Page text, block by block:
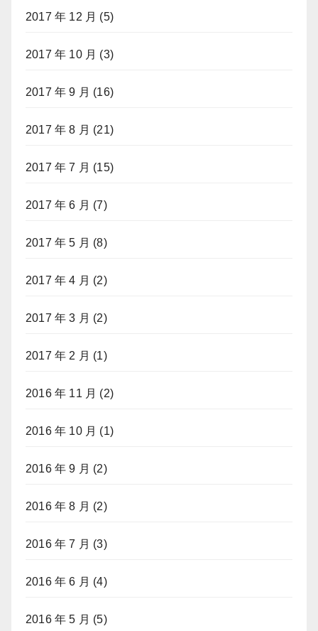
2017 年 12 月 (5)
2017 年 10 月 (3)
2017 年 9 月 (16)
2017 年 8 月 (21)
2017 年 7 月 (15)
2017 年 6 月 (7)
2017 年 5 月 (8)
2017 年 4 月 (2)
2017 年 3 月 (2)
2017 年 2 月 (1)
2016 年 11 月 (2)
2016 年 10 月 (1)
2016 年 9 月 (2)
2016 年 8 月 (2)
2016 年 7 月 (3)
2016 年 6 月 (4)
2016 年 5 月 (5)